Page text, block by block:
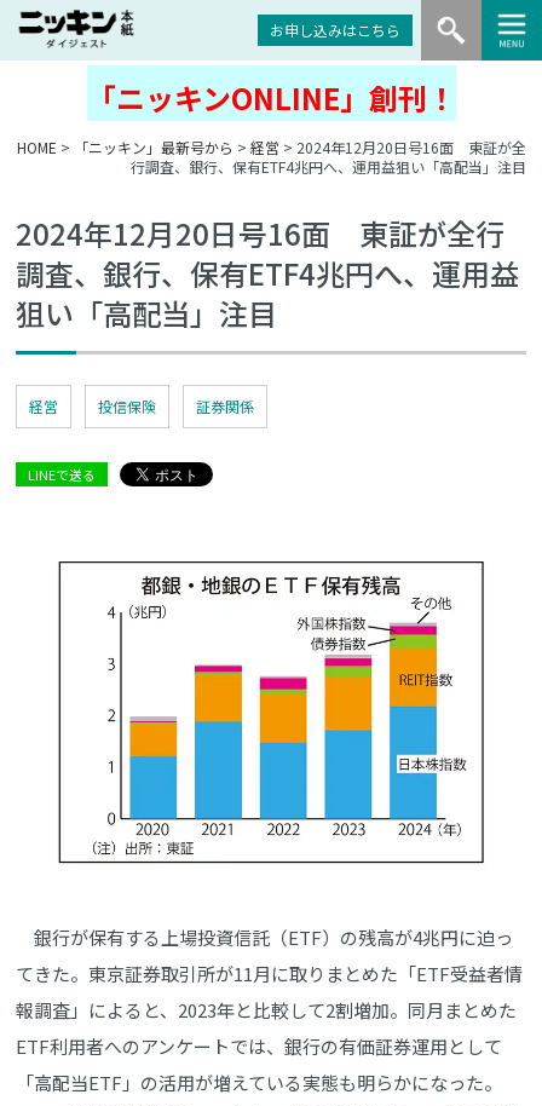
お申し込みはこちら
「ニッキンONLINE」創刊！
HOME > 「ニッキン」最新号から > 経営 > 2024年12月20日号16面 東証が全
行調査、銀行、保有ETF4兆円へ、運用益狙い「高配当」注目
2024年12月20日号16面 東証が全行
調査、銀行、保有ETF4兆円へ、運用益
狙い「高配当」注目
経営 投信保険 証券関係
LINEで送る
銀行が保有する上場投資信託（ETF）の残高が4兆円に迫っ
てきた。東京証券取引所が11月に取りまとめた「ETF受益者情
報調査」によると、2023年と比較して2割増加。同月まとめた
ETF利用者へのアンケートでは、銀行の有価証券運用として
「高配当ETF」の活用が増えている実態も明らかになった。